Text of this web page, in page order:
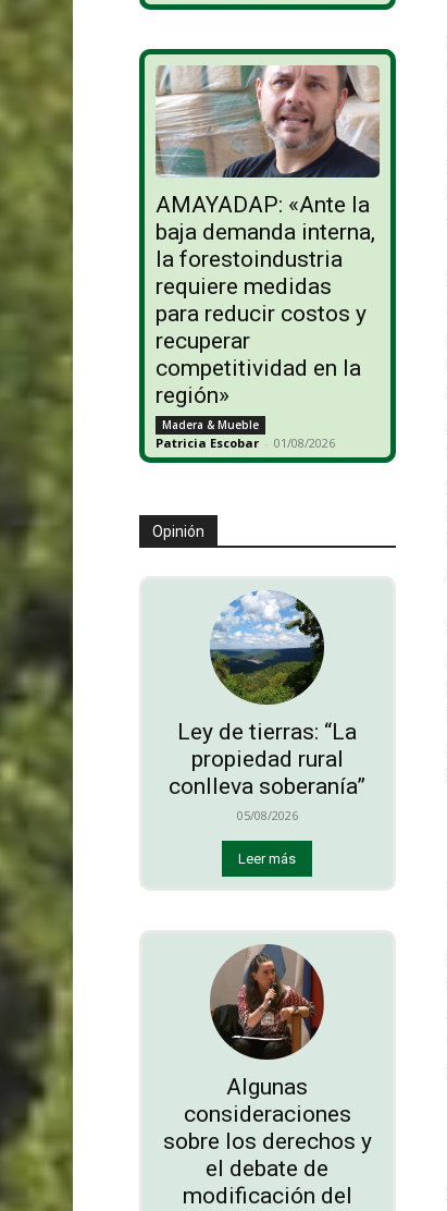
AMAYADAP: «Ante la
baja demanda interna,
la forestoindustria
requiere medidas
para reducir costos y
recuperar
competitividad en la
región»
Madera & Mueble
Patricia Escobar - 01/08/2026
Opinión
Ley de tierras: “La
propiedad rural
conlleva soberanía”
05/08/2026
Leer más
Algunas
consideraciones
sobre los derechos y
el debate de
modificación del